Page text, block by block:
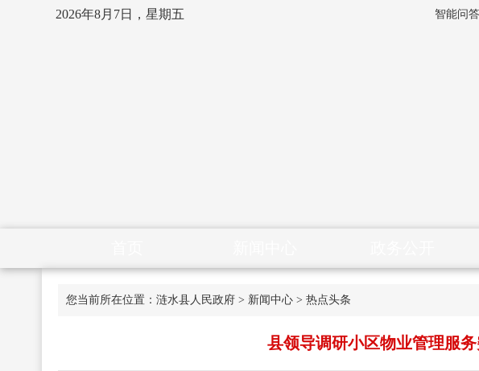
2026年8月7日，星期五 智能问答
您当前所在位置： 涟水县人民政府 > 新闻中心 > 热点头条
县领导调研小区物业管理服